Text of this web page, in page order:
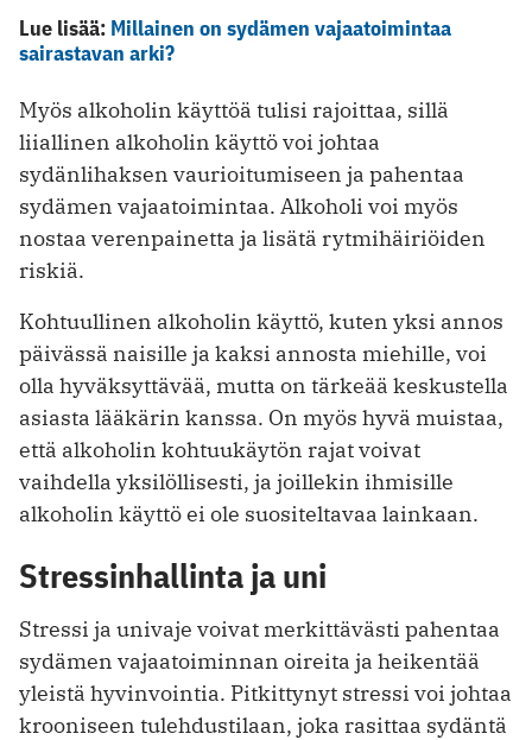
Lue lisää: Millainen on sydämen vajaatoimintaa
sairastavan arki?
Myös alkoholin käyttöä tulisi rajoittaa, sillä
liiallinen alkoholin käyttö voi johtaa
sydänlihaksen vaurioitumiseen ja pahentaa
sydämen vajaatoimintaa. Alkoholi voi myös
nostaa verenpainetta ja lisätä rytmihäiriöiden
riskiä.
Kohtuullinen alkoholin käyttö, kuten yksi annos
päivässä naisille ja kaksi annosta miehille, voi
olla hyväksyttävää, mutta on tärkeää keskustella
asiasta lääkärin kanssa. On myös hyvä muistaa,
että alkoholin kohtuukäytön rajat voivat
vaihdella yksilöllisesti, ja joillekin ihmisille
alkoholin käyttö ei ole suositeltavaa lainkaan.
Stressinhallinta ja uni
Stressi ja univaje voivat merkittävästi pahentaa
sydämen vajaatoiminnan oireita ja heikentää
yleistä hyvinvointia. Pitkittynyt stressi voi johtaa
krooniseen tulehdustilaan, joka rasittaa sydäntä